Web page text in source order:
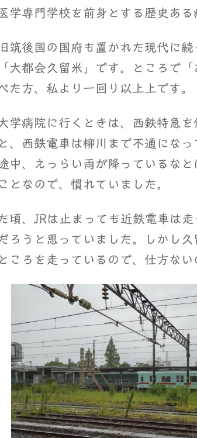
学専門学校を前身とする歴史ある
筑後国の国府も置かれた現代に続
大都会久留米」です。ところで
た方、私より一回り以上上です。
学病院に行くときは、西鉄特急を
、西鉄電車は柳川まで不通にな
中、えっらい雨が降っているな
となので、慣れていました。
頃、JRは止まっても近鉄電車は
ろうと思っていました。しかし
ころを走っているので、仕方ない